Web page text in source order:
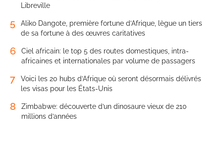
Libreville
5
Aliko Dangote, première fortune d’Afrique, lègue un tiers
de sa fortune à des œuvres caritatives
6
Ciel africain: le top 5 des routes domestiques, intra-
africaines et internationales par volume de passagers
7
Voici les 20 hubs d’Afrique où seront désormais délivrés
les visas pour les États-Unis
8
Zimbabwe: découverte d’un dinosaure vieux de 210
millions d’années